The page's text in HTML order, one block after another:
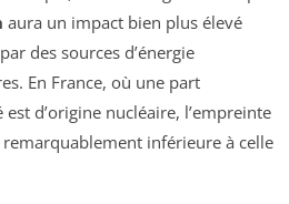
aura un impact bien plus élevé
des sources d’énergie
En France, où une part
d’origine nucléaire, l’empreinte
inférieure à celle